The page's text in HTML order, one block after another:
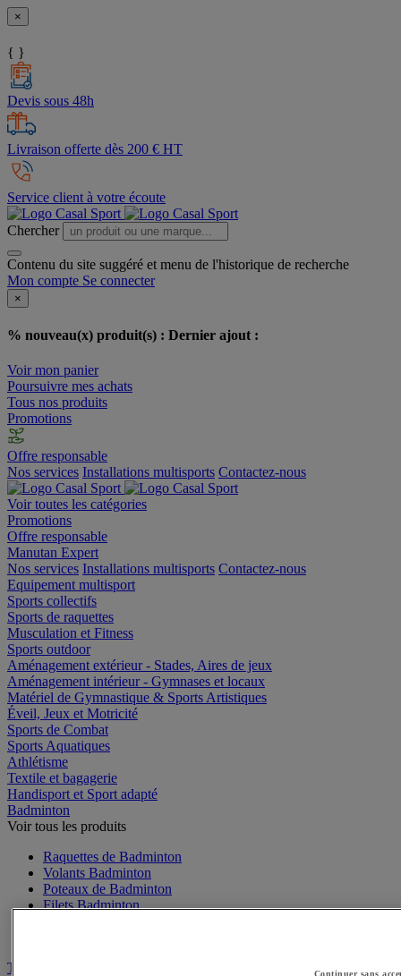
×
{ }
Devis sous 48h
Livraison offerte dès 200 € HT
Service client à votre écoute
Chercher
Contenu du site suggéré et menu de l'historique de recherche
Mon compte Se connecter
×
% nouveau(x) produit(s) : Dernier ajout :
Voir mon panier
Poursuivre mes achats
Tous nos produits
Promotions
Offre responsable
Nos services Installations multisports Contactez-nous
Voir toutes les catégories
Promotions
Offre responsable
Manutan Expert
Nos services Installations multisports Contactez-nous
Equipement multisport
Sports collectifs
Sports de raquettes
Musculation et Fitness
Sports outdoor
Aménagement extérieur - Stades, Aires de jeux
Aménagement intérieur - Gymnases et locaux
Matériel de Gymnastique & Sports Artistiques
Éveil, Jeux et Motricité
Sports de Combat
Sports Aquatiques
Athlétisme
Textile et bagagerie
Handisport et Sport adapté
Badminton
Voir tous les produits
Raquettes de Badminton
Volants Badminton
Poteaux de Badminton
Filets Badminton
Tennis de table
Continuer sans